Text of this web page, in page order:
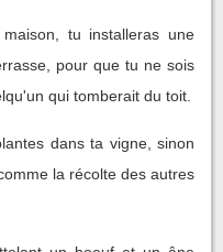
tu installeras une
pour que tu ne sois
qui tomberait du toit.
dans ta vigne, sinon
la récolte des autres